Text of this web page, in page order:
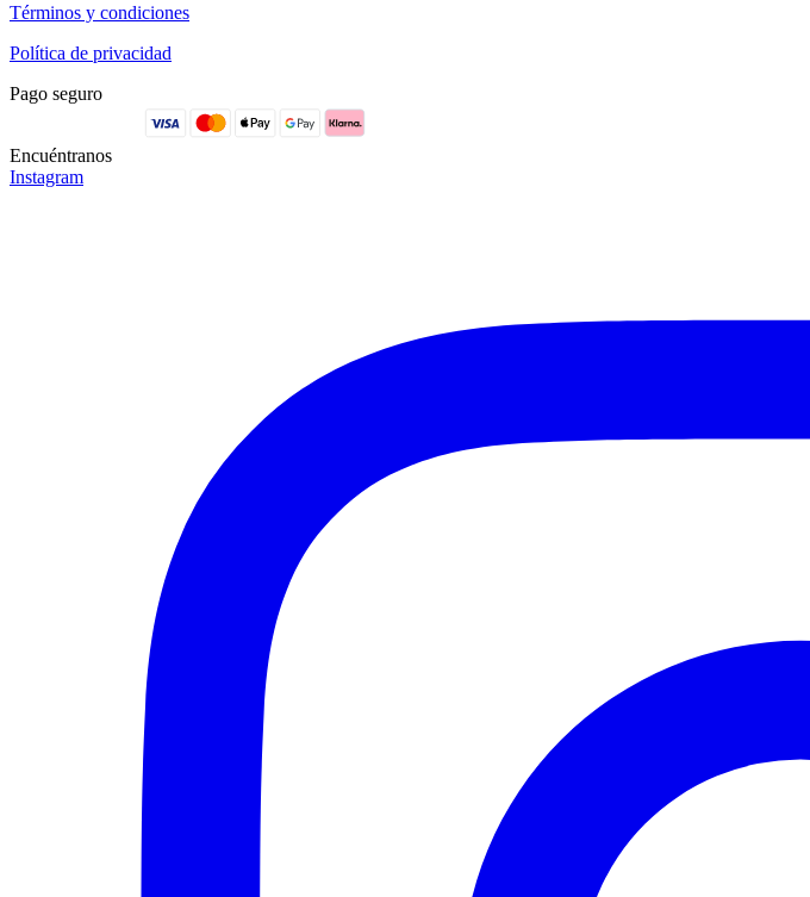
Términos y condiciones
Política de privacidad
Pago seguro
Encuéntranos
Instagram